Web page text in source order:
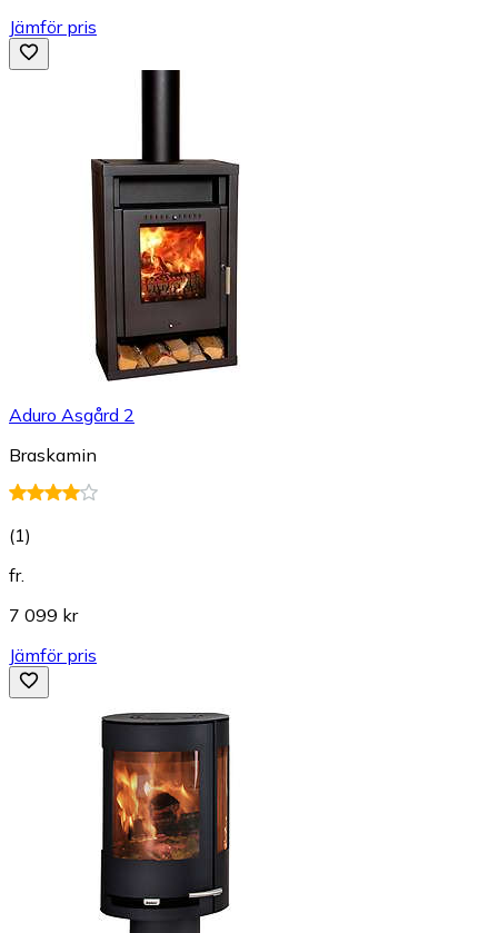
Jämför pris
Aduro Asgård 2
Braskamin
(1)
fr.
7 099 kr
Jämför pris